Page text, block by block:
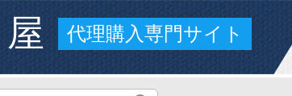
代理購入専門サイト